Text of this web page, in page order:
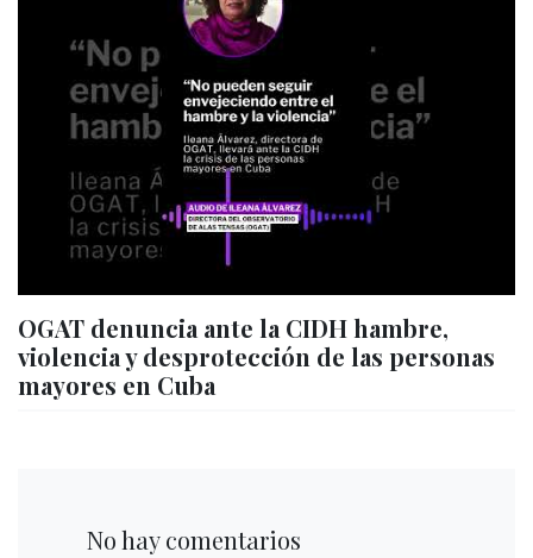
OGAT denuncia ante la CIDH hambre,
violencia y desprotección de las personas
mayores en Cuba
No hay comentarios